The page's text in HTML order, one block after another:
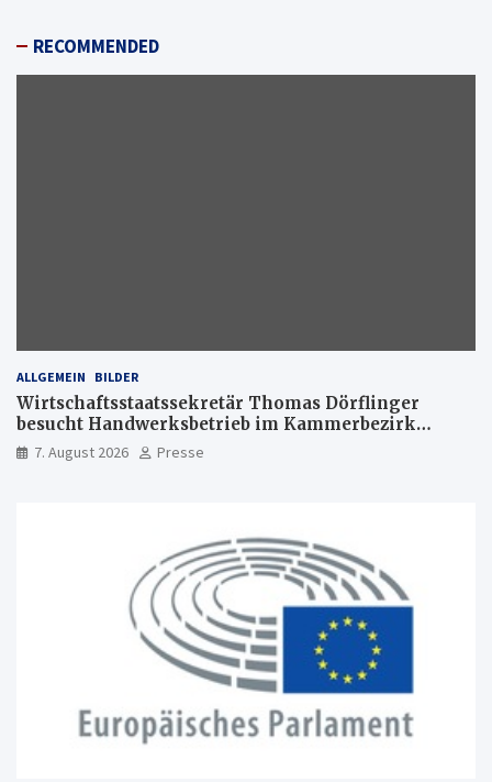
RECOMMENDED
ALLGEMEIN BILDER
Wirtschaftsstaatssekretär Thomas Dörflinger
besucht Handwerksbetrieb im Kammerbezirk
Freiburg
7. August 2026 Presse